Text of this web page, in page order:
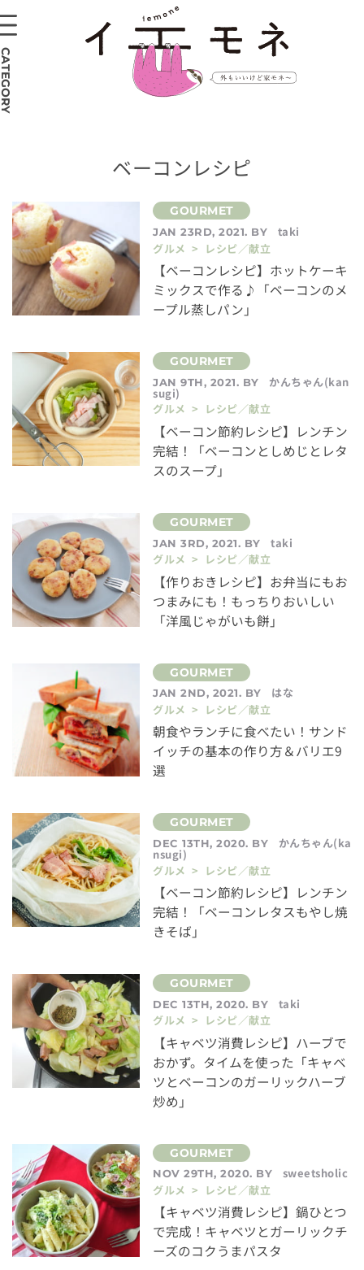
ベーコンレシピ
JAN 23RD, 2021. BY
taki
グルメ > レシピ／献立
【ベーコンレシピ】ホットケーキ
ミックスで作る♪「ベーコンのメ
ープル蒸しパン」
JAN 9TH, 2021. BY かんちゃん(kan
sugi)
グルメ > レシピ／献立
【ベーコン節約レシピ】レンチン
完結！「ベーコンとしめじとレタ
スのスープ」
JAN 3RD, 2021. BY
taki
グルメ > レシピ／献立
【作りおきレシピ】お弁当にもお
つまみにも！もっちりおいしい
「洋風じゃがいも餅」
JAN 2ND, 2021. BY
はな
グルメ > レシピ／献立
朝食やランチに食べたい！サンド
イッチの基本の作り方＆バリエ9
選
DEC 13TH, 2020. BY かんちゃん(ka
nsugi)
グルメ > レシピ／献立
【ベーコン節約レシピ】レンチン
完結！「ベーコンレタスもやし焼
きそば」
DEC 13TH, 2020. BY
taki
グルメ > レシピ／献立
【キャベツ消費レシピ】ハーブで
おかず。タイムを使った「キャベ
ツとベーコンのガーリックハーブ
炒め」
NOV 29TH, 2020. BY
sweetsholic
グルメ > レシピ／献立
【キャベツ消費レシピ】鍋ひとつ
で完成！キャベツとガーリックチ
ーズのコクうまパスタ